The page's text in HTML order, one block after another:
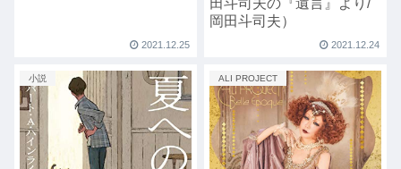
2021.12.25
田斗司夫の『遺言』より/
岡田斗司夫）
2021.12.24
小説 ALI PROJECT